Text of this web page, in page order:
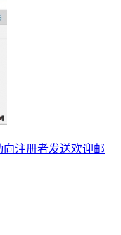
向注册者发送欢迎邮